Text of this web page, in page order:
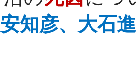
知彦、大石進